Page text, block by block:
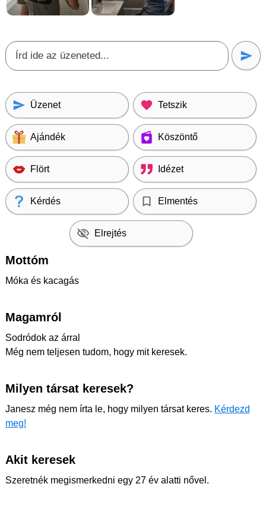
Üzenet Tetszik
Ajándék Köszöntő
Flört Idézet
Kérdés Elmentés
Elrejtés
Mottóm
Móka és kacagás
Magamról
Sodródok az árral
Még nem teljesen tudom, hogy mit keresek.
Milyen társat keresek?
Janesz még nem írta le, hogy milyen társat keres. Kérdezd
meg!
Akit keresek
Szeretnék megismerkedni egy 27 év alatti nővel.